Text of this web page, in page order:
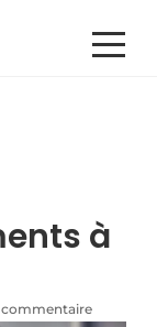
à
commentaire